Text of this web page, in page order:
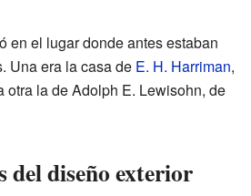
en el lugar donde antes estaban
Una era la casa de E. H. Harriman,
otra la de Adolph E. Lewisohn, de
del diseño exterior